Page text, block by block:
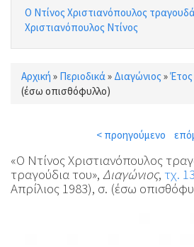
Ο Ντίνος Χριστιανόπουλος
Χριστιανόπουλος Ντίνος
Είστε εδώ
Αρχική » Περιοδικά» Διαγώνιος »Έτος
(έσω οπισθόφυλλο)
< προηγούμενο
«Ο Ντίνος Χριστιανόπουλος
τραγούδια του», Διαγώνιος, τχ. 13
Απρίλιος 1983), σ. (έσω